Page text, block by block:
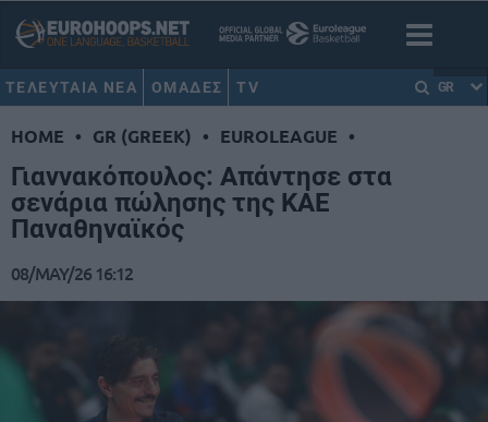
ΤΕΛΕΥΤΑΙΑ ΝΕΑ ΟΜΑΔΕΣ TV GR
HOME • GR (GREEK) • EUROLEAGUE •
Γιαννακόπουλος: Απάντησε στα
σενάρια πώλησης της ΚΑΕ
Παναθηναϊκός
08/MAY/26 16:12